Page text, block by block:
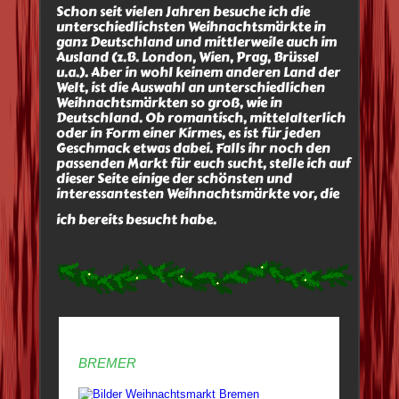
Schon seit vielen Jahren besuche ich die
unterschiedlichsten Weihnachtsmärkte in
ganz Deutschland und mittlerweile auch im
Ausland (z.B. London, Wien, Prag, Brüssel
u.a.). Aber in wohl keinem anderen Land der
Welt, ist die Auswahl an unterschiedlichen
Weihnachtsmärkten so groß, wie in
Deutschland. Ob romantisch, mittelalterlich
oder in Form einer Kirmes, es ist für jeden
Geschmack etwas dabei. Falls ihr noch den
passenden Markt für euch sucht, stelle ich auf
dieser Seite einige der schönsten und
interessantesten Weihnachtsmärkte vor, die
ich bereits besucht habe.